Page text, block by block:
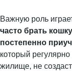
Важную роль
часто брать
постепенно
который
жилище, не